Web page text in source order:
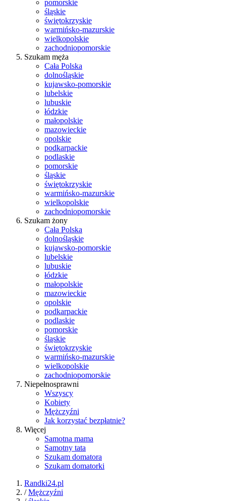
pomorskie
śląskie
świętokrzyskie
warmińsko-mazurskie
wielkopolskie
zachodniopomorskie
Szukam męża
Cała Polska
dolnośląskie
kujawsko-pomorskie
lubelskie
lubuskie
łódzkie
małopolskie
mazowieckie
opolskie
podkarpackie
podlaskie
pomorskie
śląskie
świętokrzyskie
warmińsko-mazurskie
wielkopolskie
zachodniopomorskie
Szukam żony
Cała Polska
dolnośląskie
kujawsko-pomorskie
lubelskie
lubuskie
łódzkie
małopolskie
mazowieckie
opolskie
podkarpackie
podlaskie
pomorskie
śląskie
świętokrzyskie
warmińsko-mazurskie
wielkopolskie
zachodniopomorskie
Niepełnosprawni
Wszyscy
Kobiety
Mężczyźni
Jak korzystać bezpłatnie?
Więcej
Samotna mama
Samotny tata
Szukam domatora
Szukam domatorki
Randki24.pl
/Mężczyźni